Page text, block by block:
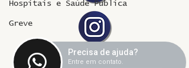
Hospitais e Saúde Pública
Greve
Precisa de ajuda?
Entre em contato.